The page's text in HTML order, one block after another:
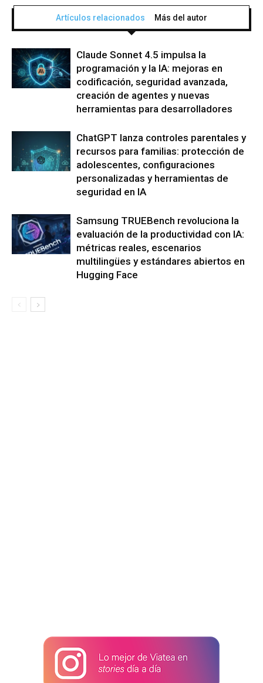
Artículos relacionados Más del autor
Claude Sonnet 4.5 impulsa la
programación y la IA: mejoras en
codificación, seguridad avanzada,
creación de agentes y nuevas
herramientas para desarrolladores
ChatGPT lanza controles parentales y
recursos para familias: protección de
adolescentes, configuraciones
personalizadas y herramientas de
seguridad en IA
Samsung TRUEBench revoluciona la
evaluación de la productividad con IA:
métricas reales, escenarios
multilingües y estándares abiertos en
Hugging Face